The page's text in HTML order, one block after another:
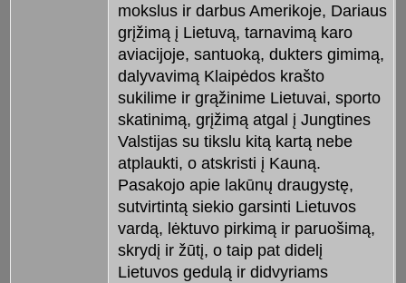
mokslus ir darbus Amerikoje, Dariaus
grįžimą į Lietuvą, tarnavimą karo
aviacijoje, santuoką, dukters gimimą,
dalyvavimą Klaipėdos krašto
sukilime ir grąžinime Lietuvai, sporto
skatinimą, grįžimą atgal į Jungtines
Valstijas su tikslu kitą kartą nebe
atplaukti, o atskristi į Kauną.
Pasakojo apie lakūnų draugystę,
sutvirtintą siekio garsinti Lietuvos
vardą, lėktuvo pirkimą ir paruošimą,
skrydį ir žūtį, o taip pat didelį
Lietuvos gedulą ir didvyriams